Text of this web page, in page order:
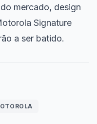
mercado, design
Signature
a ser batido.